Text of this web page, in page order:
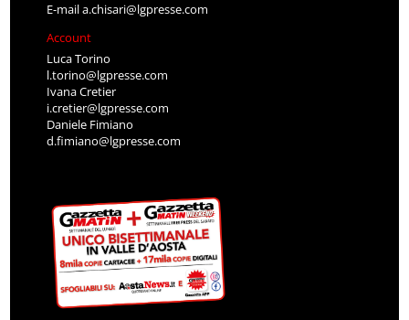
E-maila.chisari@lgpresse.com
Account
Luca Torino
l.torino@lgpresse.com
Ivana Cretier
i.cretier@lgpresse.com
Daniele Fimiano
d.fimiano@lgpresse.com